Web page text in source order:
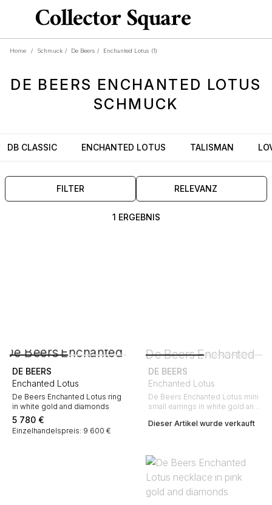
Home / Schmuck / De Beers / Enchanted Lotus (1)
DE BEERS ENCHANTED LOTUS
SCHMUCK
DB CLASSIC ENCHANTED LOTUS TALISMAN
FILTER RELEVANZ
1 ERGEBNIS
DE BEERS
Enchanted Lotus
De Beers Enchanted Lotus ring
in white gold and diamonds
5 780 €
Einzelhandelspreis: 9 600 €
DE BEERS
Enchanted Lotus
De Beers Enchanted Lotus mini
small earrings in white gold and
Dieser Artikel wurde verkauft